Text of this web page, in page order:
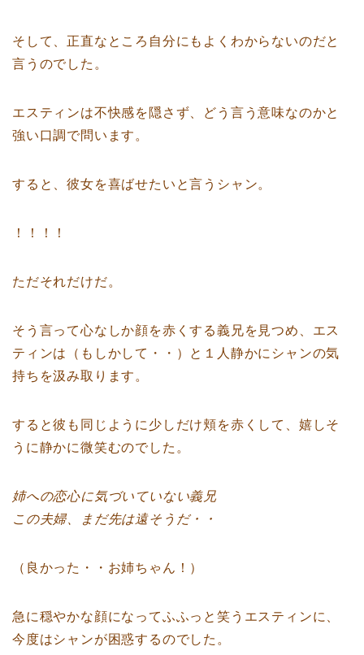
そして、正直なところ自分にもよくわからないのだと
言うのでした。
エスティンは不快感を隠さず、どう言う意味なのかと
強い口調で問います。
すると、彼女を喜ばせたいと言うシャン。
！！！！
ただそれだけだ。
そう言って心なしか顔を赤くする義兄を見つめ、エス
ティンは（もしかして・・）と１人静かにシャンの気
持ちを汲み取ります。
すると彼も同じように少しだけ頬を赤くして、嬉しそ
うに静かに微笑むのでした。
姉への恋心に気づいていない義兄
この夫婦、まだ先は遠そうだ・・
（良かった・・お姉ちゃん！）
急に穏やかな顔になってふふっと笑うエスティンに、
今度はシャンが困惑するのでした。